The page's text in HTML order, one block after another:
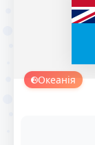
Океанія